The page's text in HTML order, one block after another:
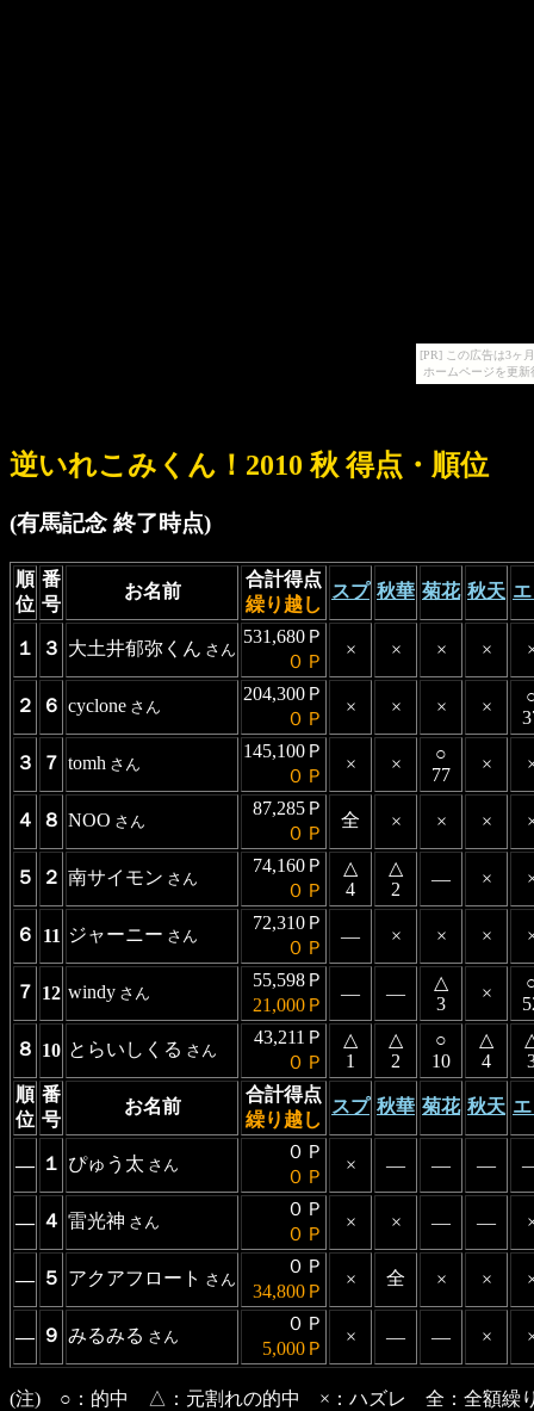
[PR] この広告は3ヶ
ホームページを更
逆いれこみくん！2010 秋 得点・順位
(有馬記念 終了時点)
順
位
番
号
お名前
合計得点
繰り越し
スプ 秋華 菊花 秋天
１ ３ 大土井郁弥くん さん
531,680Ｐ
０Ｐ
× × × ×
２ ６ cyclone さん
204,300Ｐ
０Ｐ
× × × ×
３ ７ tomh さん
145,100Ｐ
０Ｐ
× ×
○
77
×
４ ８ NOO さん
87,285Ｐ
０Ｐ
全 × × ×
５ ２ 南サイモン さん
74,160Ｐ
０Ｐ
△
4
△
2
― ×
６ 11 ジャーニー さん
72,310Ｐ
０Ｐ
― × × ×
７ 12 windy さん
55,598Ｐ
21,000Ｐ
― ―
△
3
×
８ 10 とらいしくる さん
43,211Ｐ
０Ｐ
△
1
△
2
○
10
△
4
順
位
番
号
お名前
合計得点
繰り越し
スプ 秋華 菊花 秋天
― １ ぴゅう太 さん
０Ｐ
０Ｐ
× ― ― ―
― ４ 雷光神 さん
０Ｐ
０Ｐ
× × ― ―
― ５ アクアフロート さん
０Ｐ
34,800Ｐ
× 全 × ×
― ９ みるみる さん
０Ｐ
5,000Ｐ
× ― ― ×
(注) ○：的中 △：元割れの的中 ×：ハズレ 全：全額繰